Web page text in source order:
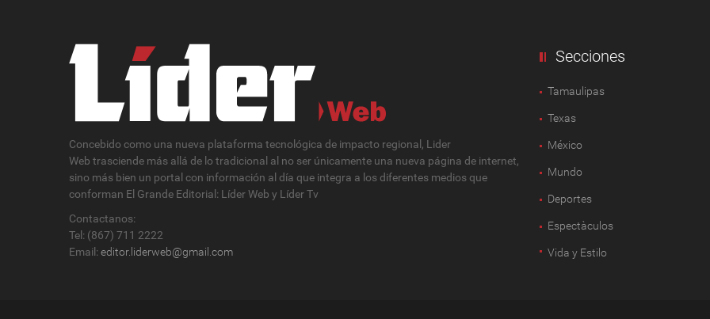
Concebido como una nueva plataforma tecnológica de impacto regional, Lider
Web trasciende más allá de lo tradicional al no ser únicamente una nueva página de internet,
sino más bien un portal con información al día que integra a los diferentes medios que
conforman El Grande Editorial: Líder Web y Líder Tv
Contactanos:
Tel: (867) 711 2222
Email: editor.liderweb@gmail.com
Secciones
Tamaulipas
Texas
México
Mundo
Deportes
Espectàculos
Vida y Estilo